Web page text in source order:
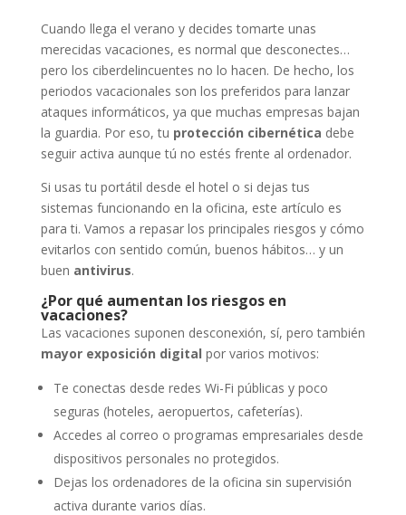
Cuando llega el verano y decides tomarte unas
merecidas vacaciones, es normal que desconectes…
pero los ciberdelincuentes no lo hacen. De hecho, los
periodos vacacionales son los preferidos para lanzar
ataques informáticos, ya que muchas empresas bajan
la guardia. Por eso, tu protección cibernética debe
seguir activa aunque tú no estés frente al ordenador.
Si usas tu portátil desde el hotel o si dejas tus
sistemas funcionando en la oficina, este artículo es
para ti. Vamos a repasar los principales riesgos y cómo
evitarlos con sentido común, buenos hábitos… y un
buen antivirus.
¿Por qué aumentan los riesgos en
vacaciones?
Las vacaciones suponen desconexión, sí, pero también
mayor exposición digital por varios motivos:
Te conectas desde redes Wi-Fi públicas y poco
seguras (hoteles, aeropuertos, cafeterías).
Accedes al correo o programas empresariales desde
dispositivos personales no protegidos.
Dejas los ordenadores de la oficina sin supervisión
activa durante varios días.